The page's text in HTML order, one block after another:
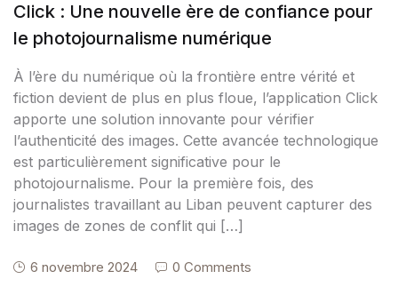
Click : Une nouvelle ère de confiance pour
le photojournalisme numérique
À l’ère du numérique où la frontière entre vérité et
fiction devient de plus en plus floue, l’application Click
apporte une solution innovante pour vérifier
l’authenticité des images. Cette avancée technologique
est particulièrement significative pour le
photojournalisme. Pour la première fois, des
journalistes travaillant au Liban peuvent capturer des
images de zones de conflit qui […]
6 novembre 2024 0 Comments